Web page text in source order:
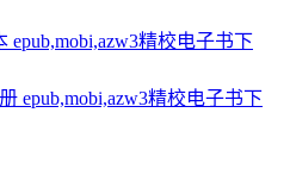
epub,mobi,azw3精校电子书下
epub,mobi,azw3精校电子书下